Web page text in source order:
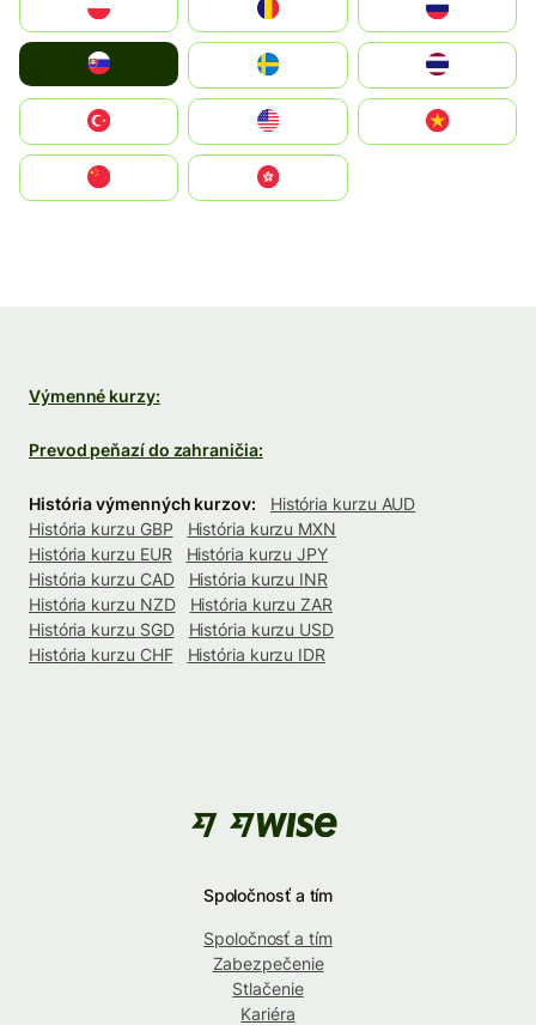
United States
中國香港特別行政區
Výmenné kurzy:
Prevod peňazí do zahraničia:
História výmenných kurzov:
História kurzu AUD
História kurzu GBP
História kurzu MXN
História kurzu EUR
História kurzu JPY
História kurzu CAD
História kurzu INR
História kurzu NZD
História kurzu ZAR
História kurzu SGD
História kurzu USD
História kurzu CHF
História kurzu IDR
Spoločnosť a tím
Spoločnosť a tím
Zabezpečenie
Stlačenie
Kariéra